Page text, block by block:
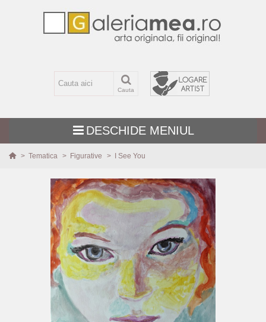
Cauta
DESCHIDE MENIUL
CUM CUMPAR TABLOURI
CUM VAND TABLOURI
> Tematica > Figurative > I See You